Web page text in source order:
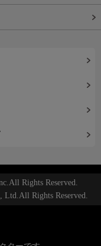
Rights Reserved.
Ltd.All Rights Reserved.